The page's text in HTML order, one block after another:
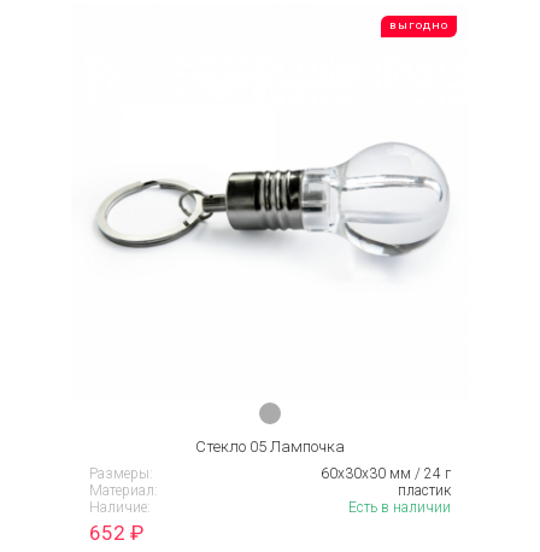
ВЫГОДНО
Стекло 05 Лампочка
Размеры:
60x30x30 мм / 24 г
Материал:
пластик
Наличие:
Есть в наличии
652 ₽